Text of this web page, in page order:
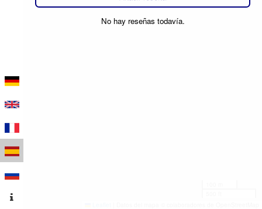
No hay reseñas todavía.